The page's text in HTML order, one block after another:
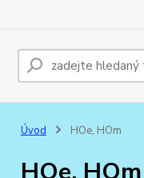
Úvod HOe, HOm